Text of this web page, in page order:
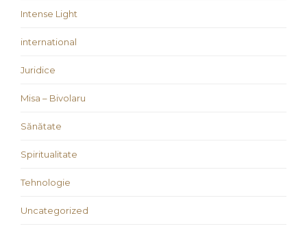
Intense Light
international
Juridice
Misa – Bivolaru
Sănătate
Spiritualitate
Tehnologie
Uncategorized